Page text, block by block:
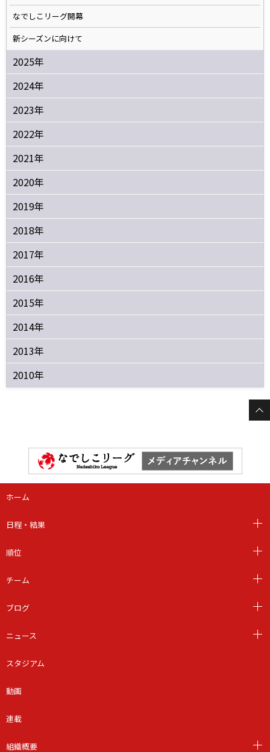
なでしこリーグ開幕
新シーズンに向けて
2025年
2024年
2023年
2022年
2021年
2020年
2019年
2018年
2017年
2016年
2015年
2014年
2013年
2010年
ホーム
日程・結果
順位
チーム
ブログ
ニュース
スタジアム
動画
連載
組織概要